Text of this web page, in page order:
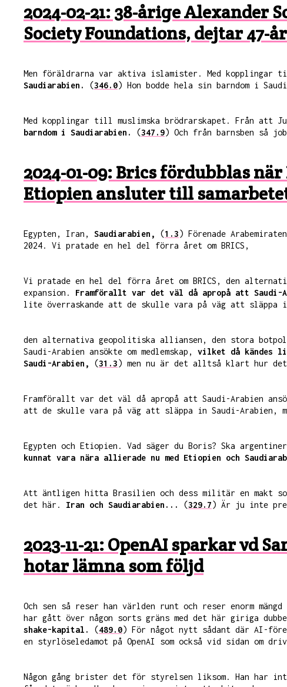
2024-02-21: 38-årige Alexander
Society Foundations, dejtar
Men föräldrarna var aktiva islamister. Med kopplingar
Saudiarabien.
(346.0) Hon bodde hela sin barndom i
Med kopplingar till muslimska brödrarskapet. Från att
barndom i Saudiarabien.
(347.9) Och från barnsben så
2024-01-09: Brics fördubblas
Etiopien ansluter till
Egypten, Iran, Saudiarabien, (1.3) Förenade
2024. Vi pratade en hel del förra året om BRICS,
Vi pratade en hel del förra året om BRICS, den
expansion. Framförallt var det väl då apropå att Saudi-
lite överraskande att de skulle vara på väg att
den alternativa geopolitiska alliansen, den stora
Saudi-Arabien ansökte om medlemskap, vilket då kändes
Saudi-Arabien,
(31.3) men nu är det alltså klart hur
Framförallt var det väl då apropå att Saudi-Arabien
att de skulle vara på väg att släppa in Saudi-
Egypten och Etiopien. Vad säger du Boris? Ska
kunnat vara nära allierade nu med Etiopien och
Att äntligen hitta Brasilien och dess militär en makt
det här. Iran och Saudiarabien... (329.7) Är ju inte
2023-11-21: OpenAI sparkar vd
hotar lämna som följd
Och sen så reser han världen runt och reser enorm
har gått över någon sorts gräns med det här giriga
shake-kapital.
(489.0) För något nytt sådant där AI-
en styrlöseledamot på OpenAI som också vid sidan om
Någon gång brister det för styrelsen liksom. Han har